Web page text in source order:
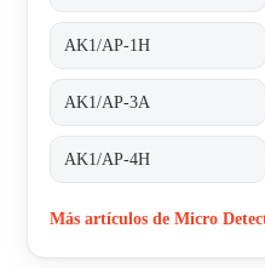
AK1/AP-1H
AK1/AP-3A
AK1/AP-4H
Más artículos de Micro